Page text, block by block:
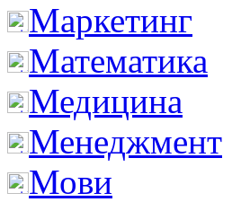
Маркетинг
Математика
Медицина
Менеджмент
Мови